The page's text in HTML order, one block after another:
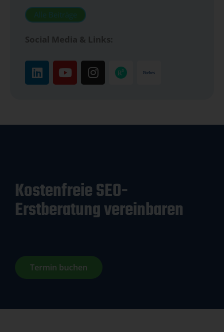
Alle Beiträge
Social Media & Links:
Kostenfreie SEO-
Erstberatung vereinbaren
Termin buchen